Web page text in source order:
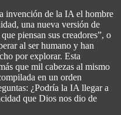
invención de la IA el hombre
una nueva versión de
piensan sus creadores”, o
al ser humano y han
por explorar. Esta
que mil cabezas al mismo
en un orden
¿Podría la IA llegar a
que Dios nos dio de